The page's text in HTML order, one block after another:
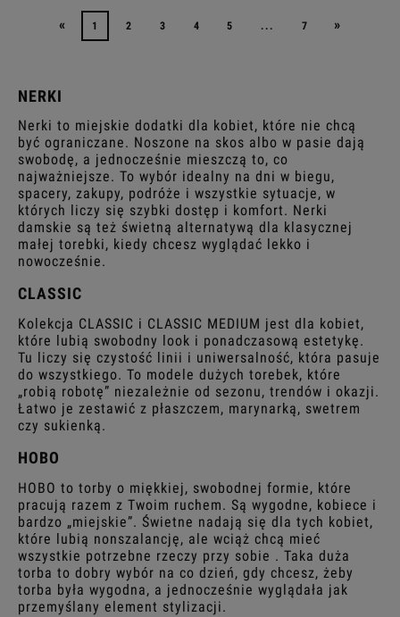
« 1 2 3 4 5 ... 7 »
NERKI
Nerki to miejskie dodatki dla kobiet, które nie chcą
być ograniczane. Noszone na skos albo w pasie dają
swobodę, a jednocześnie mieszczą to, co
najważniejsze. To wybór idealny na dni w biegu,
spacery, zakupy, podróże i wszystkie sytuacje, w
których liczy się szybki dostęp i komfort. Nerki
damskie są też świetną alternatywą dla klasycznej
małej torebki, kiedy chcesz wyglądać lekko i
nowocześnie.
CLASSIC
Kolekcja CLASSIC i CLASSIC MEDIUM jest dla kobiet,
które lubią swobodny look i ponadczasową estetykę.
Tu liczy się czystość linii i uniwersalność, która pasuje
do wszystkiego. To modele dużych torebek, które
„robią robotę” niezależnie od sezonu, trendów i okazji.
Łatwo je zestawić z płaszczem, marynarką, swetrem
czy sukienką.
HOBO
HOBO to torby o miękkiej, swobodnej formie, które
pracują razem z Twoim ruchem. Są wygodne, kobiece i
bardzo „miejskie”. Świetne nadają się dla tych kobiet,
które lubią nonszalancję, ale wciąż chcą mieć
wszystkie potrzebne rzeczy przy sobie . Taka duża
torba to dobry wybór na co dzień, gdy chcesz, żeby
torba była wygodna, a jednocześnie wyglądała jak
przemyślany element stylizacji.